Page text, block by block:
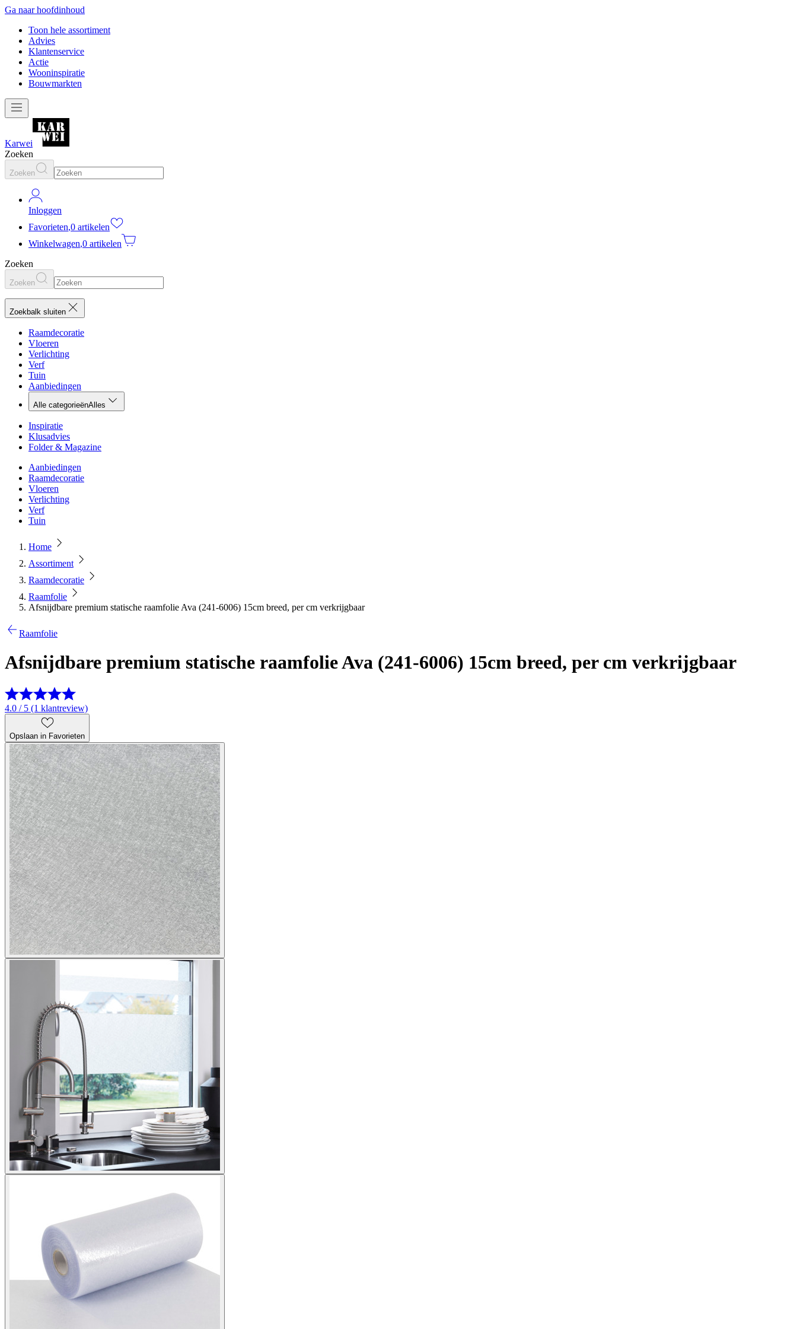
Ga naar hoofdinhoud
Toon hele assortiment
Advies
Klantenservice
Actie
Wooninspiratie
Bouwmarkten
Karwei
Zoeken
Zoeken
Inloggen
Favorieten,0 artikelen
Winkelwagen,0 artikelen
Zoeken
Zoeken
Zoekbalk sluiten
Raamdecoratie
Vloeren
Verlichting
Verf
Tuin
Aanbiedingen
Alle categorieënAlles
Inspiratie
Klusadvies
Folder & Magazine
Aanbiedingen
Raamdecoratie
Vloeren
Verlichting
Verf
Tuin
Home
Assortiment
Raamdecoratie
Raamfolie
Afsnijdbare premium statische raamfolie Ava (241-6006) 15cm breed, per cm verkrijgbaar
Raamfolie
Afsnijdbare premium statische raamfolie Ava (241-6006) 15cm breed, per cm verkrijgbaar
4.0 / 5 (1 klantreview)
Opslaan in Favorieten